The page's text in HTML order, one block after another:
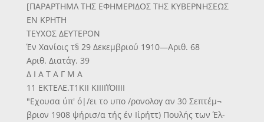
[ΠΑΡΑΡΤΗΜΛ ΤΗΣ ΕΦΗΜΕΡΙΔΟΣ ΤΗΣ ΚΥΒΕΡΝΗΣΕΩΣ
ΕΝ ΚΡΗΤΗ
ΤΕΥΧΟΣ ΔΕΥΤΕΡΟΝ
Έν Χανίοις τ§ 29 Δεκεμβριού 1910—Αριθ. 68
Αριθ. Διατάγ. 39
Δ Ι Α Τ Α Γ Μ Α
11 ΕΚΤΕΛΕ.Τ1ΚΙΙ ΚΙΙΙΙΊΌΙΙΙΙ
"Εχουσα ύπ' ό|/ει το υπο /ρονολογ αν 30 Σεπτέμ¬
βριον 1908 ψήρισ/α τής έν Ιίρήττ) Πουλής των Έλ-